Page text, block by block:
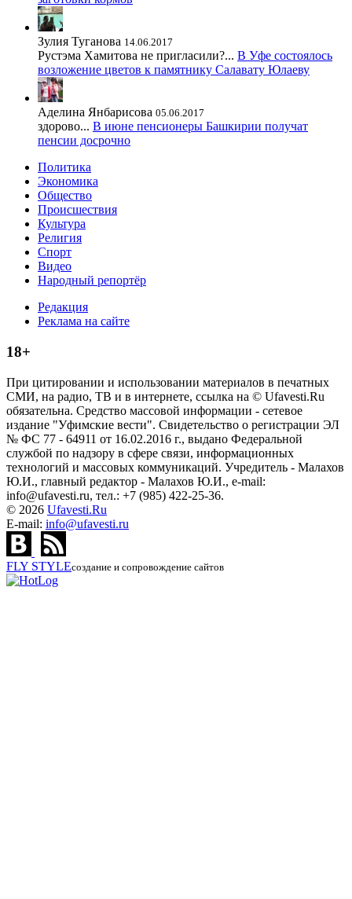
Зулия Туганова 14.06.2017
Рустэма Хамитова не пригласили?... В Уфе состоялось
возложение цветов к памятнику Салавату Юлаеву
Аделина Янбарисова 05.06.2017
здорово... В июне пенсионеры Башкирии получат
пенсии досрочно
Политика
Экономика
Общество
Происшествия
Культура
Религия
Спорт
Видео
Народный репортёр
Редакция
Реклама на сайте
18+
При цитировании и использовании материалов в печатных
СМИ, на радио, ТВ и в интернете, ссылка на © Ufavesti.Ru
обязательна. Средство массовой информации - сетевое
издание "Уфимские вести". Свидетельство о регистрации ЭЛ
№ ФС 77 - 64911 от 16.02.2016 г., выдано Федеральной
службой по надзору в сфере связи, информационных
технологий и массовых коммуникаций. Учредитель - Малахов
Ю.И., главный редактор - Малахов Ю.И., e-mail:
info@ufavesti.ru, тел.: +7 (985) 422-25-36.
© 2026 Ufavesti.Ru
E-mail: info@ufavesti.ru
FLY STYLEсоздание и сопровождение сайтов